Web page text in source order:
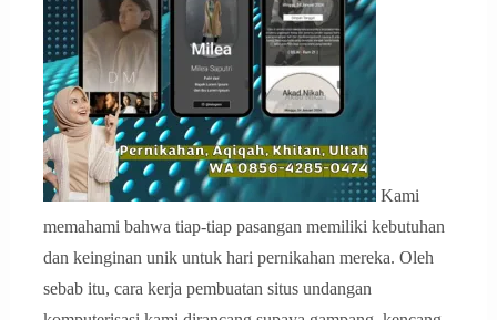
Kami
memahami bahwa tiap-tiap pasangan memiliki kebutuhan
dan keinginan unik untuk hari pernikahan mereka. Oleh
sebab itu, cara kerja pembuatan situs undangan